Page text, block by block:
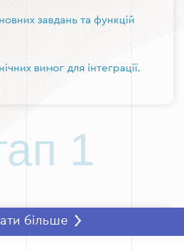
завдань та функцій
вимог для інтеграції.
1
CRM системи та
більше